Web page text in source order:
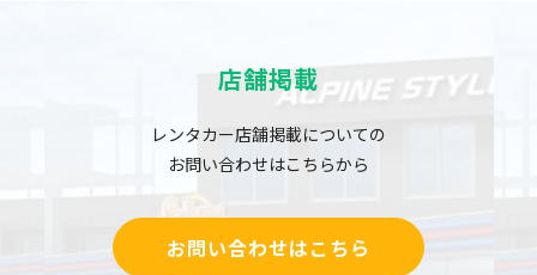
店舗掲載
レンタカー店舗掲載についての
お問い合わせはこちらから
お問い合わせはこちら